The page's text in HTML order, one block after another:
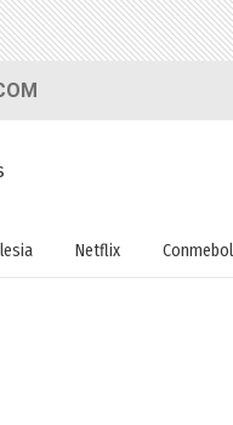
Netflix Conmebol